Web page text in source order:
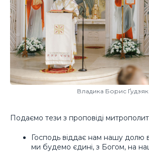
Владика Борис Ґудзяк
Подаємо тези з проповіді
Господь віддає нам нашу долю
ми будемо єдині, з Богом, на